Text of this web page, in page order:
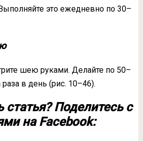
это ежедневно по 30–
шею руками. Делайте по 50–
в день (рис. 10–46).
статья? Поделитесь с
на Facebook: